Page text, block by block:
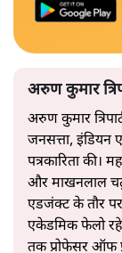
अरुण कुमार
अरुण कुमार
जनसत्ता, इंडियन
पत्रकारिता की।
और माखनलाल
एडजंक्ट के तौर पर
एकेडमिक फेलो रहे।
तक प्रोफेसर ऑफ